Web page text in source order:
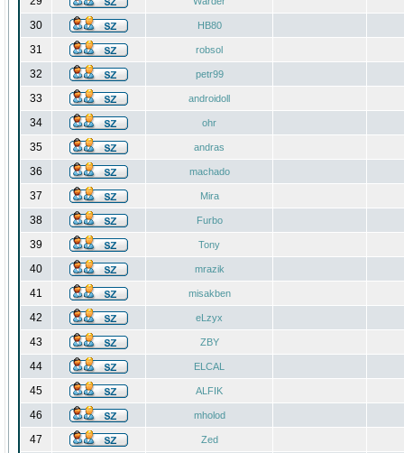
30 HB80
31 robsol
32 petr99
33 androidoll
34 ohr
35 andras
36 machado
37 Mira
38 Furbo
39 Tony
40 mrazik
41 misakben
42 eLzyx
43 ZBY
44 ELCAL
45 ALFIK
46 mholod
47 Zed